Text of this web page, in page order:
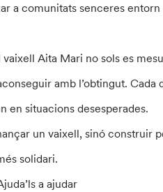
a comunitats senceres entorn
Aita Mari no sols es
amb l’obtingut.
en situacions desesperades.
un vaixell, sinó construir
solidari.
a ajudar